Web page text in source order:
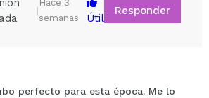
un vídeo o una foto
|
Hace 3
semanas
Útil
Responder
perfecto para esta época. Me lo